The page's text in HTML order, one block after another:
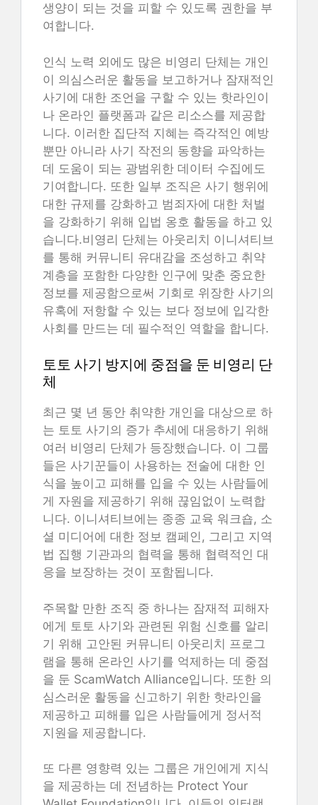
생양이 되는 것을 피할 수 있도록 권한을 부
여합니다.
인식 노력 외에도 많은 비영리 단체는 개인
이 의심스러운 활동을 보고하거나 잠재적인
사기에 대한 조언을 구할 수 있는 핫라인이
나 온라인 플랫폼과 같은 리소스를 제공합
니다. 이러한 집단적 지혜는 즉각적인 예방
뿐만 아니라 사기 작전의 동향을 파악하는
데 도움이 되는 광범위한 데이터 수집에도
기여합니다. 또한 일부 조직은 사기 행위에
대한 규제를 강화하고 범죄자에 대한 처벌
을 강화하기 위해 입법 옹호 활동을 하고 있
습니다.비영리 단체는 아웃리치 이니셔티브
를 통해 커뮤니티 유대감을 조성하고 취약
계층을 포함한 다양한 인구에 맞춘 중요한
정보를 제공함으로써 기회로 위장한 사기의
유혹에 저항할 수 있는 보다 정보에 입각한
사회를 만드는 데 필수적인 역할을 합니다.
토토 사기 방지에 중점을 둔 비영리 단
체
최근 몇 년 동안 취약한 개인을 대상으로 하
는 토토 사기의 증가 추세에 대응하기 위해
여러 비영리 단체가 등장했습니다. 이 그룹
들은 사기꾼들이 사용하는 전술에 대한 인
식을 높이고 피해를 입을 수 있는 사람들에
게 자원을 제공하기 위해 끊임없이 노력합
니다. 이니셔티브에는 종종 교육 워크숍, 소
셜 미디어에 대한 정보 캠페인, 그리고 지역
법 집행 기관과의 협력을 통해 협력적인 대
응을 보장하는 것이 포함됩니다.
주목할 만한 조직 중 하나는 잠재적 피해자
에게 토토 사기와 관련된 위험 신호를 알리
기 위해 고안된 커뮤니티 아웃리치 프로그
램을 통해 온라인 사기를 억제하는 데 중점
을 둔 ScamWatch Alliance입니다. 또한 의
심스러운 활동을 신고하기 위한 핫라인을
제공하고 피해를 입은 사람들에게 정서적
지원을 제공합니다.
또 다른 영향력 있는 그룹은 개인에게 지식
을 제공하는 데 전념하는 Protect Your